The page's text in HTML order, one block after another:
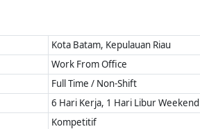
Kota Batam, Kepulauan Riau
Work From Office
Full Time / Non-Shift
6 Hari Kerja, 1 Hari Libur Weekend
Kompetitif